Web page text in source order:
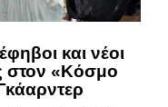
και νέοι
στον «Κόσμο